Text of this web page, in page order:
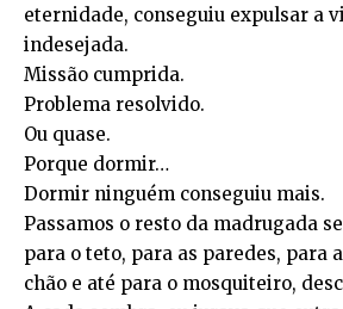
eternidade, conseguiu expulsar a
indesejada.
Missão cumprida.
Problema resolvido.
Ou quase.
Porque dormir…
Dormir ninguém conseguiu mais.
Passamos o resto da madrugada
para o teto, para as paredes, para
chão e até para o mosquiteiro,